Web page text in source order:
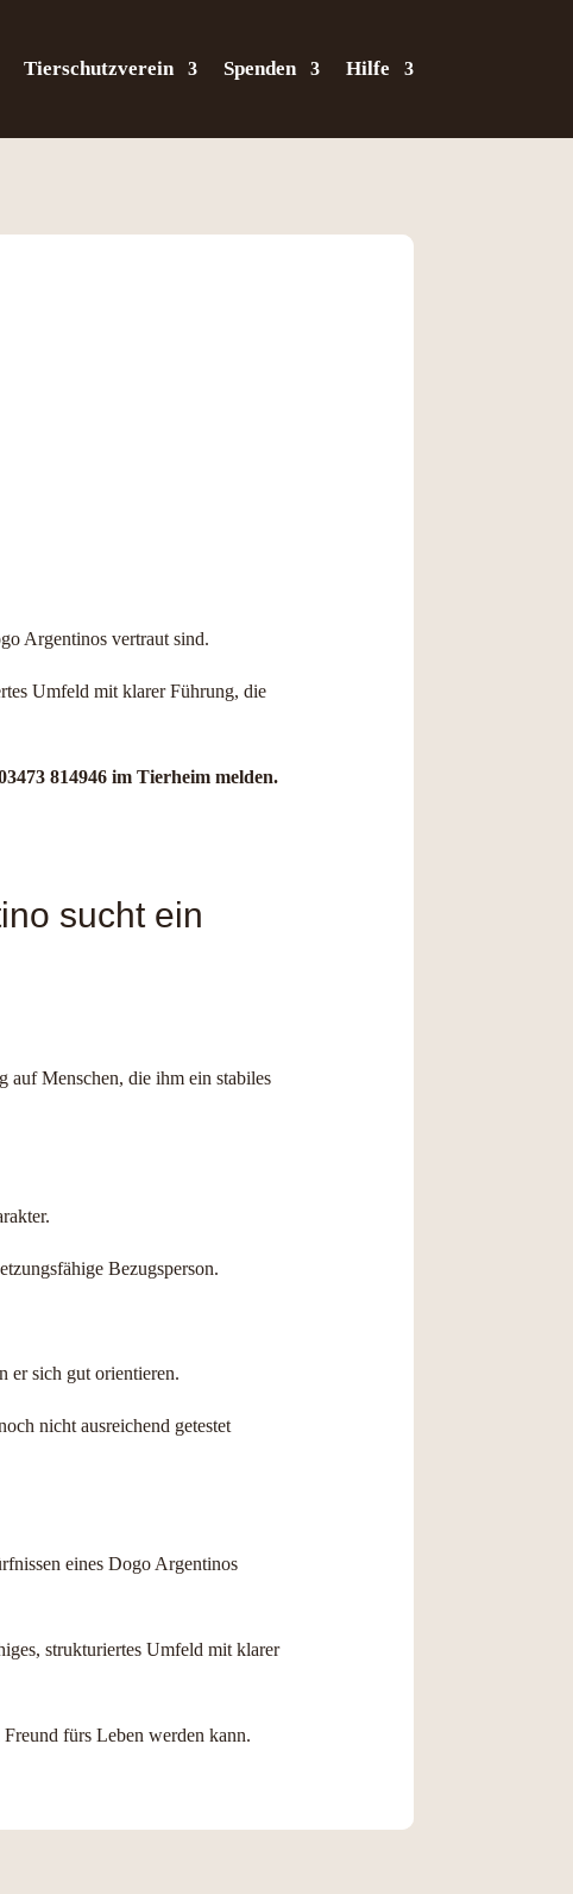
Tierschutzverein Spenden Hilfe
Argentinos vertraut sind.
Umfeld mit klarer Führung, die
814946 im Tierheim melden.
sucht ein
auf Menschen, die ihm ein stabiles
Bezugsperson.
er sich gut orientieren.
nicht ausreichend getestet
eines Dogo Argentinos
strukturiertes Umfeld mit klarer
fürs Leben werden kann.